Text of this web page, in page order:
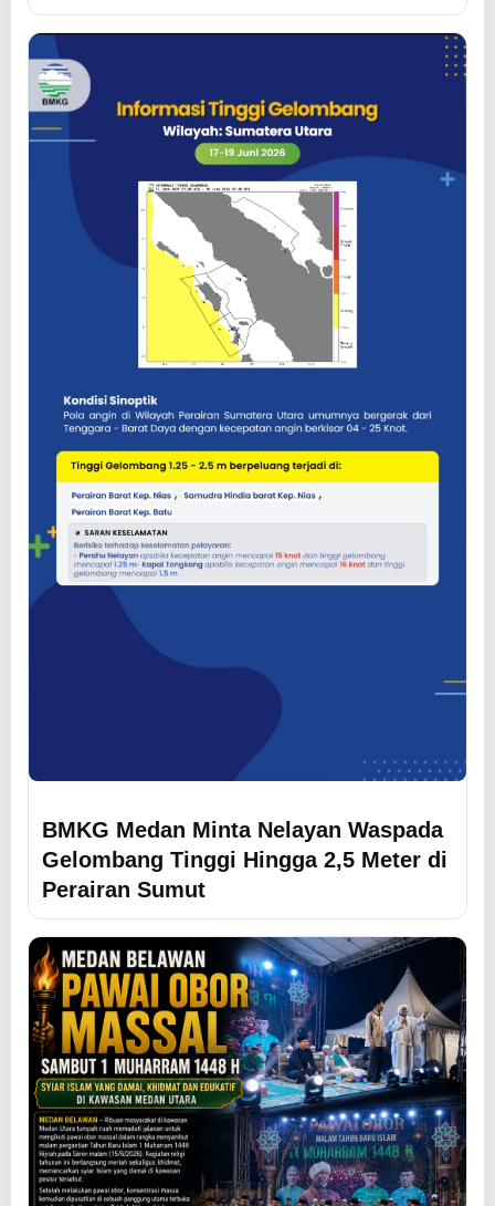
BMKG Medan Minta Nelayan Waspada
Gelombang Tinggi Hingga 2,5 Meter di
Perairan Sumut